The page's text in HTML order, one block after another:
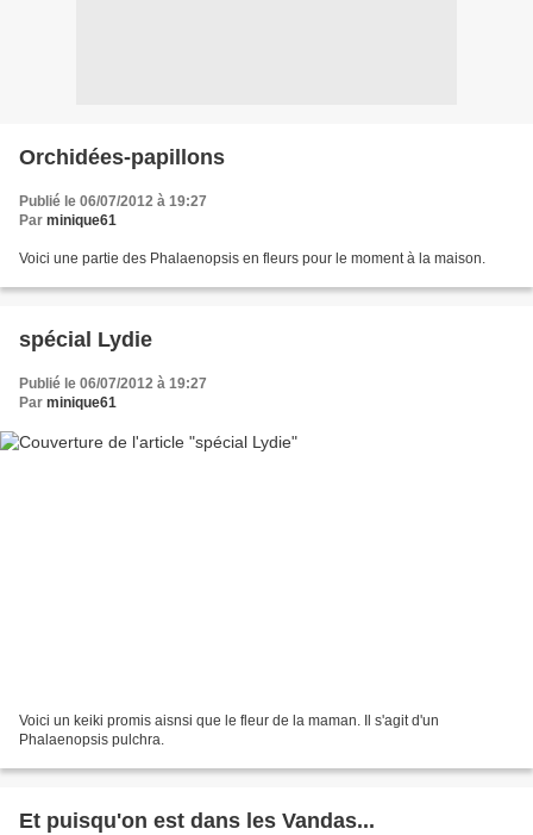
Orchidées-papillons
Publié le 06/07/2012 à 19:27
Par minique61
Voici une partie des Phalaenopsis en fleurs pour le moment à la maison.
spécial Lydie
Publié le 06/07/2012 à 19:27
Par minique61
Voici un keiki promis aisnsi que le fleur de la maman. Il s'agit d'un
Phalaenopsis pulchra.
Et puisqu'on est dans les Vandas...